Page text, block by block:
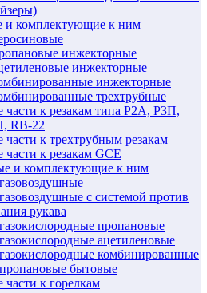
и комплектующие к ним
инжекторные
инжекторные
инжекторные
трехтрубные
части к резакам типа Р2А, Р3П,
RB-22
части к трехтрубным резакам
части к резакам GCE
и комплектующие к ним
с системой против
рукава
пропановые
ацетиленовые
комбинированные
бытовые
части к горелкам